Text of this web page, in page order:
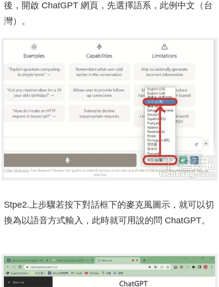
後，開啟 ChatGPT 網頁，先選擇語系，此例中文（台
灣）。
Stpe2.上步驟若按下對話框下的麥克風圖示，就可以切
換為以語音方式輸入，此時就可用說的問 ChatGPT。